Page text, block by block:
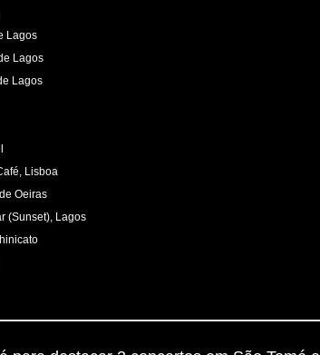
Lagos
Lagos
Lagos
Lisboa
Oeiras
(Sunset), Lagos